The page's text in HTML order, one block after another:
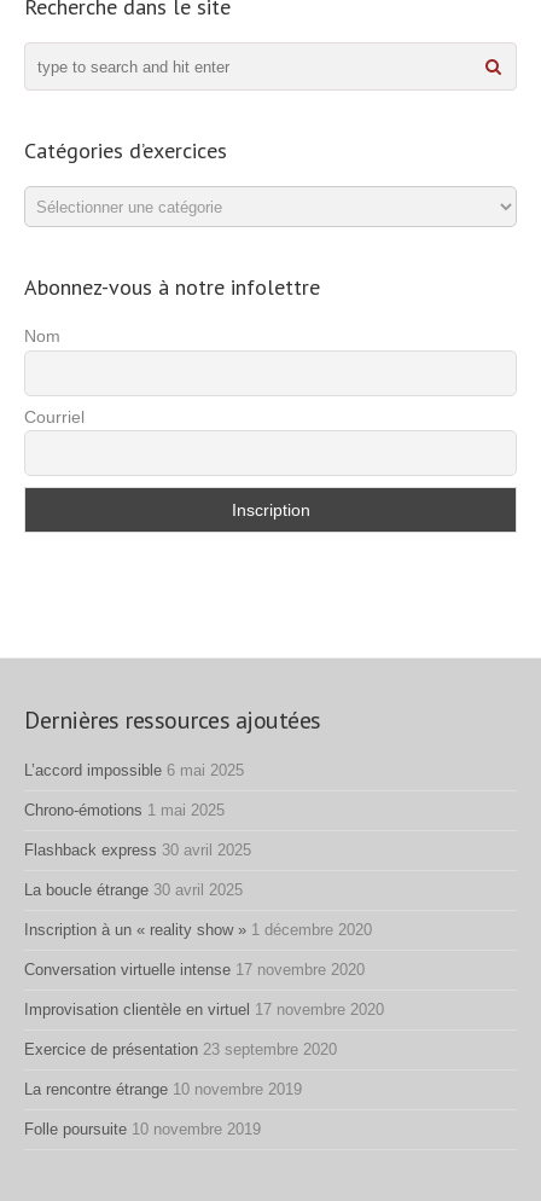
Recherche dans le site
Catégories d’exercices
Catégories
d’exercices
Abonnez-vous à notre infolettre
Nom
Courriel
Dernières ressources ajoutées
L’accord impossible 6 mai 2025
Chrono-émotions 1 mai 2025
Flashback express 30 avril 2025
La boucle étrange 30 avril 2025
Inscription à un « reality show » 1 décembre 2020
Conversation virtuelle intense 17 novembre 2020
Improvisation clientèle en virtuel 17 novembre 2020
Exercice de présentation 23 septembre 2020
La rencontre étrange 10 novembre 2019
Folle poursuite 10 novembre 2019